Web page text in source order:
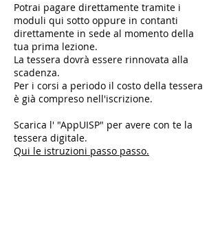
Potrai pagare direttamente tramite i
moduli qui sotto oppure in contanti
direttamente in sede al momento della
tua prima lezione.
La tessera dovrà essere rinnovata alla
scadenza.
Per i corsi a periodo il costo della tessera
è già compreso nell'iscrizione.
Scarica l' "AppUISP" per avere con te la
tessera digitale.
Qui le istruzioni passo passo.